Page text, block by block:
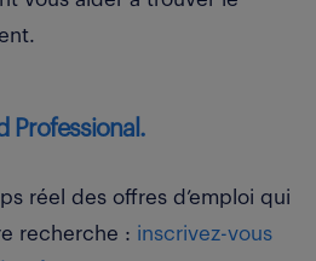
Professional.
réel des offres d’emploi qui
recherche : inscrivez-vous